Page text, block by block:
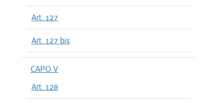
Art. 127
Art. 127 bis
CAPO V
Art. 128